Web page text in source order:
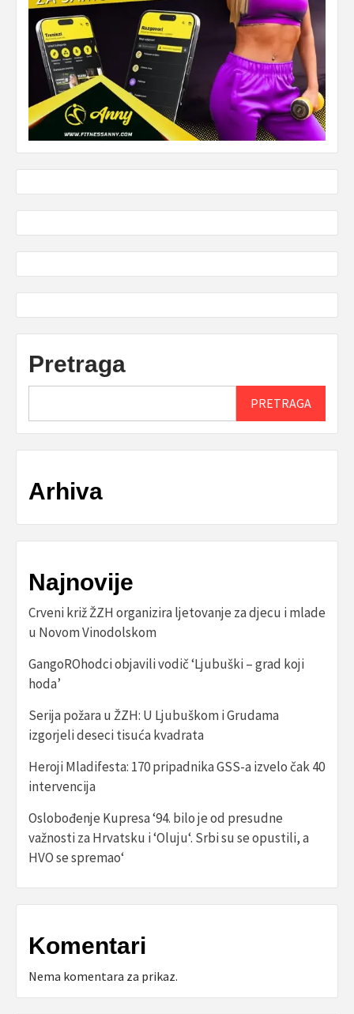
Pretraga
PRETRAGA
Arhiva
Najnovije
Crveni križ ŽZH organizira ljetovanje za djecu i mlade
u Novom Vinodolskom
GangoROhodci objavili vodič ‘Ljubuški – grad koji
hoda’
Serija požara u ŽZH: U Ljubuškom i Grudama
izgorjeli deseci tisuća kvadrata
Heroji Mladifesta: 170 pripadnika GSS-a izvelo čak 40
intervencija
Oslobođenje Kupresa ‘94. bilo je od presudne
važnosti za Hrvatsku i ‘Oluju‘. Srbi su se opustili, a
HVO se spremao‘
Komentari
Nema komentara za prikaz.